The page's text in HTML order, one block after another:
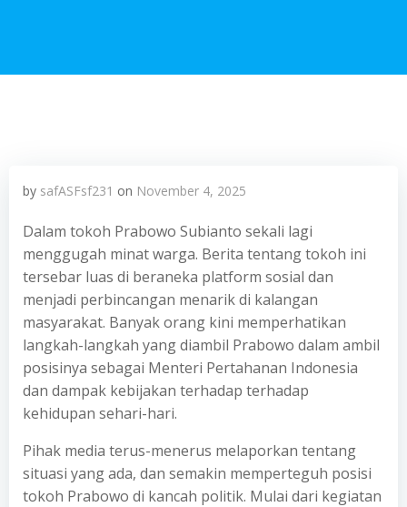
by safASFsf231 on November 4, 2025
Dalam tokoh Prabowo Subianto sekali lagi
menggugah minat warga. Berita tentang tokoh ini
tersebar luas di beraneka platform sosial dan
menjadi perbincangan menarik di kalangan
masyarakat. Banyak orang kini memperhatikan
langkah-langkah yang diambil Prabowo dalam ambil
posisinya sebagai Menteri Pertahanan Indonesia
dan dampak kebijakan terhadap terhadap
kehidupan sehari-hari.
Pihak media terus-menerus melaporkan tentang
situasi yang ada, dan semakin memperteguh posisi
tokoh Prabowo di kancah politik. Mulai dari kegiatan